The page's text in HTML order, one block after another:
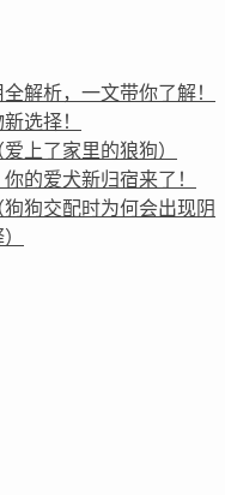
解析，一文带你了解！
选择！
上了家里的狼狗）
的爱犬新归宿来了！
狗交配时为何会出现阴